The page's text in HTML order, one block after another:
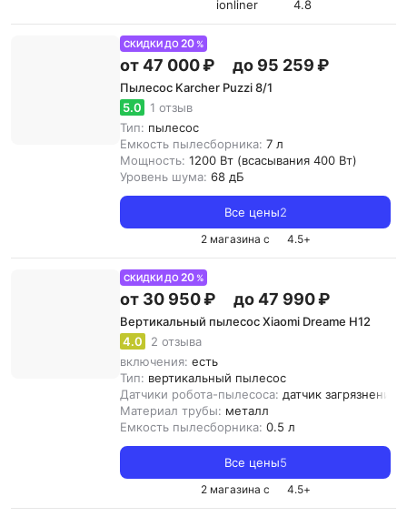
ionliner
4.8
СКИДКИ ДО20 %
от 47 000 ₽ до 95 259 ₽
Пылесос Karcher Puzzi 8/1
5.0
1 отзыв
Тип: пылесос
Емкость пылесборника: 7 л
Мощность: 1200 Вт (всасывания 400 Вт)
Уровень шума: 68 дБ
Все цены2
2 магазина с 4.5+
СКИДКИ ДО20 %
от 30 950 ₽ до 47 990 ₽
Вертикальный пылесос Xiaomi Dreame H12
4.0
2 отзыва
включения: есть
Тип: вертикальный пылесос
Датчики робота-пылесоса: датчик
Материал трубы: металл
Емкость пылесборника: 0.5 л
Все цены5
2 магазина с 4.5+